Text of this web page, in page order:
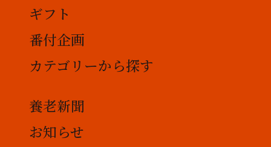
ギフト
番付企画
カテゴリーから探す
養老新聞
お知らせ